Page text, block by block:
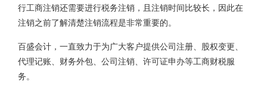
行工商注销还需要进行税务注销，且注销时间比较长，因此在
注销之前了解清楚注销流程是非常重要的。
百盛会计，一直致力于为广大客户提供公司注册、股权变更、
代理记账、财务外包、公司注销、许可证申办等工商财税服
务。